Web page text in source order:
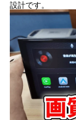
設計です。